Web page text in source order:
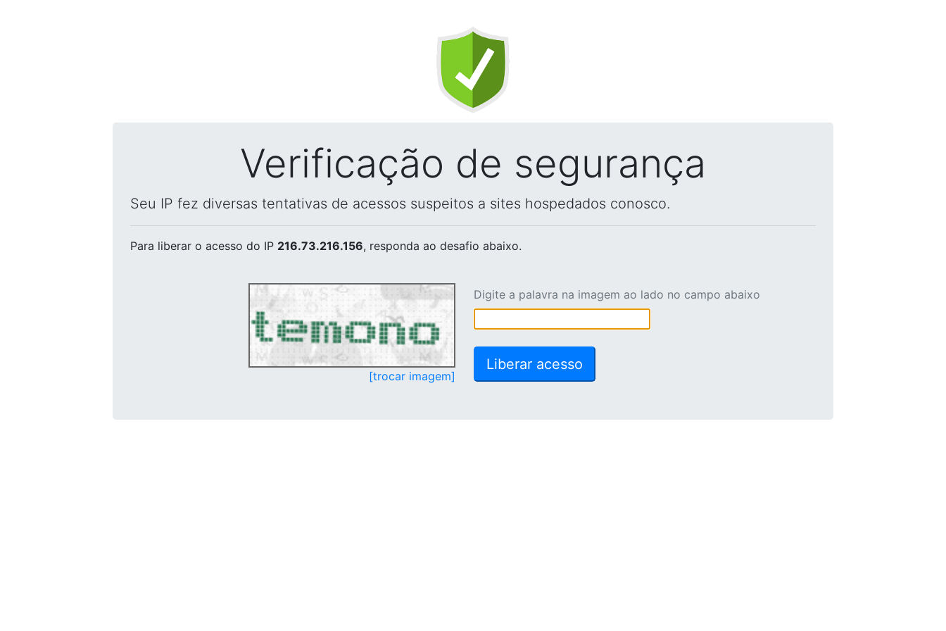
Verificação de segurança
Seu IP fez diversas tentativas de acessos suspeitos a sites hospedados conosco.
Para liberar o acesso do IP 216.73.216.156, responda ao desafio abaixo.
[trocar imagem]
Digite a palavra na imagem ao lado no campo abaixo